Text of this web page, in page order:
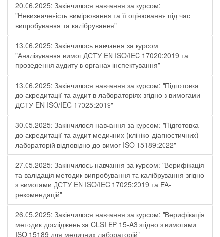
20.06.2025: Закінчилося навчання за курсом:
"Невизначеність вимірювання та її оцінювання під час
випробування та калібрування"
13.06.2025: Закінчилось навчання за курсом
"Аналізування вимог ДСТУ EN ISO/IEC 17020:2019 та
проведення аудиту в органах інспектування"
13.06.2025: Закінчилося навчання за курсом: "Підготовка
до акредитації та аудит в лабораторіях згідно з вимогами
ДСТУ EN ISO/IEC 17025:2019"
30.05.2025: Закінчилося навчання за курсом: "Підготовка
до акредитації та аудит медичних (клініко-діагностичних)
лабораторій відповідно до вимог ISO 15189:2022"
27.05.2025: Закінчилось навчання за курсом: "Верифікація
та валідація методик випробування та калібрування згідно
з вимогами ДСТУ EN ISO/IEC 17025:2019 та ЕА-
рекомендацій"
26.05.2025: Закінчилося навчання за курсом: "Верифікація
методик досліджень за CLSI EP 15-A3 згідно з вимогами
ISO 15189 для медичних лабораторій"